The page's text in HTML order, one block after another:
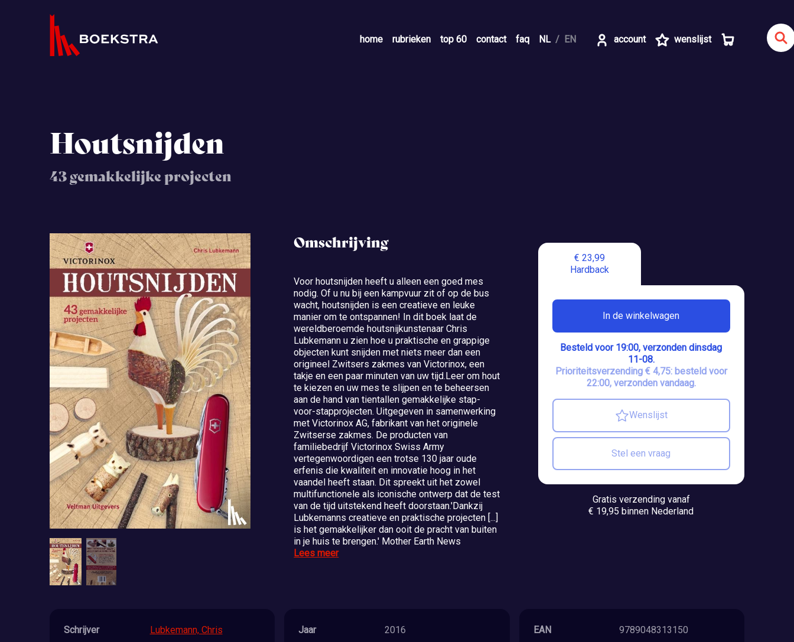
home rubrieken top 60 contact faq NL EN account wenslijst
Houtsnijden
43 gemakkelijke projecten
Omschrijving
Voor houtsnijden heeft u alleen een goed mes
nodig. Of u nu bij een kampvuur zit of op de bus
wacht, houtsnijden is een creatieve en leuke
manier om te ontspannen! In dit boek laat de
wereldberoemde houtsnijkunstenaar Chris
Lubkemann u zien hoe u praktische en grappige
objecten kunt snijden met niets meer dan een
origineel Zwitsers zakmes van Victorinox, een
takje en een paar minuten van uw tijd.Leer om hout
te kiezen en uw mes te slijpen en te beheersen
aan de hand van tientallen gemakkelijke stap-
voor-stapprojecten. Uitgegeven in samenwerking
met Victorinox AG, fabrikant van het originele
Zwitserse zakmes. De producten van
familiebedrijf Victorinox Swiss Army
vertegenwoordigen een trotse 130 jaar oude
erfenis die kwaliteit en innovatie hoog in het
vaandel heeft staan. Dit spreekt uit het zowel
multifunctionele als iconische ontwerp dat de test
van de tijd uitstekend heeft doorstaan.'Dankzij
Lubkemanns creatieve en praktische projecten [...]
is het gemakkelijker dan ooit de pracht van buiten
in je huis te brengen.' Mother Earth News
Lees meer
€ 23,99
Hardback
In de winkelwagen
Besteld voor 19:00, verzonden dinsdag
11-08.
Prioriteitsverzending € 4,75: besteld voor
22:00, verzonden vandaag.
Wenslijst
Stel een vraag
Gratis verzending vanaf
€ 19,95 binnen Nederland
Schrijver
Lubkemann, Chris
Jaar
2016
EAN
9789048313150